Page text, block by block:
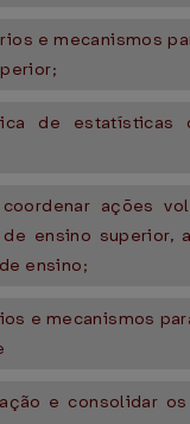
e mecanismos
de estatísticas
ações
ensino superior,
ensino;
e mecanismos
e consolidar